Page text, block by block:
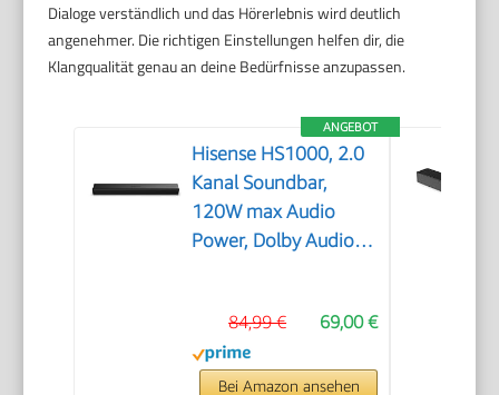
Dialoge verständlich und das Hörerlebnis wird deutlich
angenehmer. Die richtigen Einstellungen helfen dir, die
Klangqualität genau an deine Bedürfnisse anzupassen.
ANGEBOT
Hisense HS1000, 2.0
Kanal Soundbar,
120W max Audio
Power, Dolby Audio,
EzPlay
69,00 €
84,99 €
Bei Amazon ansehen